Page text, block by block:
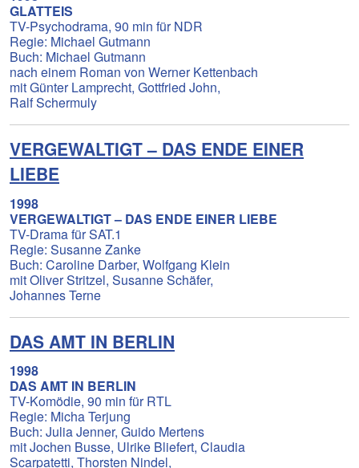
GLATTEIS
TV-Psychodrama, 90 min für NDR
Regie: Michael Gutmann
Buch: Michael Gutmann
nach einem Roman von Werner Kettenbach
mit Günter Lamprecht, Gottfried John,
Ralf Schermuly
VERGEWALTIGT – DAS ENDE EINER
LIEBE
1998
VERGEWALTIGT – DAS ENDE EINER LIEBE
TV-Drama für SAT.1
Regie: Susanne Zanke
Buch: Caroline Darber, Wolfgang Klein
mit Oliver Stritzel, Susanne Schäfer,
Johannes Terne
DAS AMT IN BERLIN
1998
DAS AMT IN BERLIN
TV-Komödie, 90 min für RTL
Regie: Micha Terjung
Buch: Julia Jenner, Guido Mertens
mit Jochen Busse, Ulrike Bliefert, Claudia
Scarpatetti, Thorsten Nindel,